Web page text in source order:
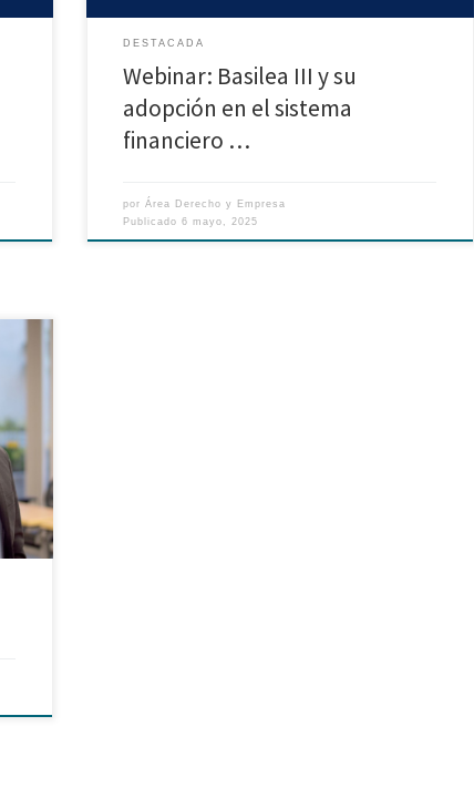
DESTACADA
Webinar: Basilea III y su
adopción en el sistema
financiero …
porÁrea Derecho y Empresa
Publicado6 mayo, 2025